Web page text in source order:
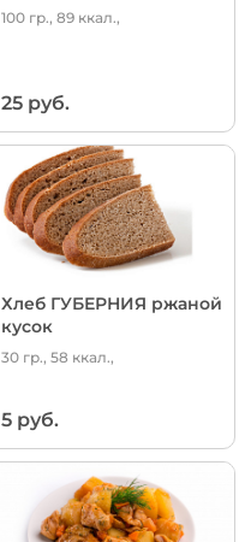
100 гр., 89 ккал.,
25 руб.
Хлеб ГУБЕРНИЯ ржаной
кусок
30 гр., 58 ккал.,
5 руб.